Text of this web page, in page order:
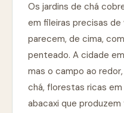
Os jardins de chá
em fileiras precisas
parecem, de cima,
penteado. A cidade
mas o campo ao
chá, florestas ricas em
abacaxi que produzem